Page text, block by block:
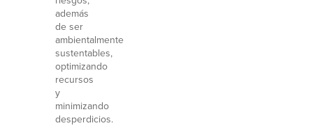
además
de ser
ambientalmente
sustentables,
optimizando
recursos
y
minimizando
desperdicios.